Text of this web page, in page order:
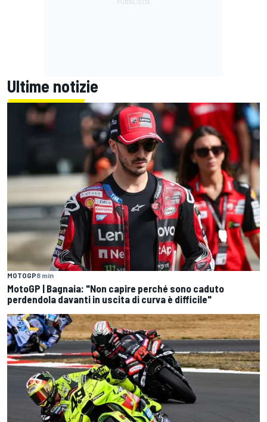
Ultime notizie
MOTOGP8 min
MotoGP | Bagnaia: "Non capire perché sono caduto
perdendola davanti in uscita di curva è difficile"